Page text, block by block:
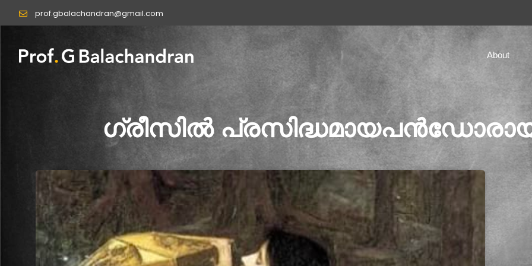
prof.gbalachandran@gmail.com
About
ഗ്രീസിൽ